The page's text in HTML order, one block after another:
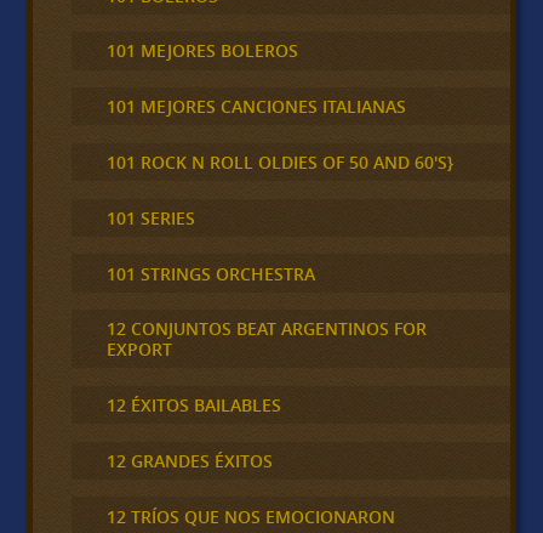
101 MEJORES BOLEROS
101 MEJORES CANCIONES ITALIANAS
101 ROCK N ROLL OLDIES OF 50 AND 60'S}
101 SERIES
101 STRINGS ORCHESTRA
12 CONJUNTOS BEAT ARGENTINOS FOR
EXPORT
12 ÉXITOS BAILABLES
12 GRANDES ÉXITOS
12 TRÍOS QUE NOS EMOCIONARON